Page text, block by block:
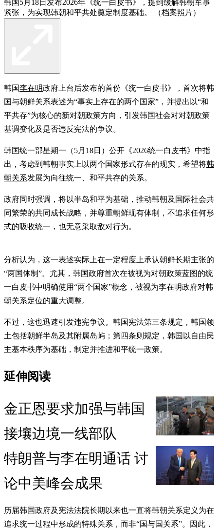
韩国5月18日发布2026年《统一白皮书》，提到缓解韩朝军事
紧张，为实现韩朝和平共处奠定制度基础。 （档案照片）
韩国李在明政府上台后发布的首份《统一白皮书》，首次将韩
国与朝鲜关系表述为“事实上存在的两个国家”，并提出以“和
平共存”为核心的新对朝政策方向，引发韩国社会对对朝政策
基调变化及是否违反宪法的争议。
韩国统一部星期一（5月18日）公开《2026统一白皮书》中指
出，考虑到韩朝事实上以两个国家形式存在的现实，希望将韩
朝关系发展为向往统一、和平共存的关系。
政府同时强调，将以半岛和平为基础，推动韩朝及国际社会共
同繁荣的共同成长战略，并尊重朝鲜现有体制，不追求任何形
式的吸收统一，也无意采取敌对行为。
分析认为，这一表述实际上在一定程度上承认朝鲜长期主张的
“两国体制”。尤其，韩国政府首次在被视为对朝政策蓝图的统
一白皮书中明确使用“两个国家”概念，被视为李在明政府对韩
朝关系定位的重大调整。
不过，这也迅速引发违宪争议。韩国宪法第三条规定，韩国领
土包括朝鲜半岛及其附属岛屿；第四条则规定，韩国以自由民
主基本秩序为基础，制定并推进和平统一政策。
延伸阅读
金正恩要求加强与韩国
接壤边境一线部队
特朗普与李在明通话 讨
论中美峰会成果
历届韩国政府及宪法法院长期以来也一直将韩朝关系定义为在
追求统一过程中形成的特殊关系，而非“国与国关系”。因此，